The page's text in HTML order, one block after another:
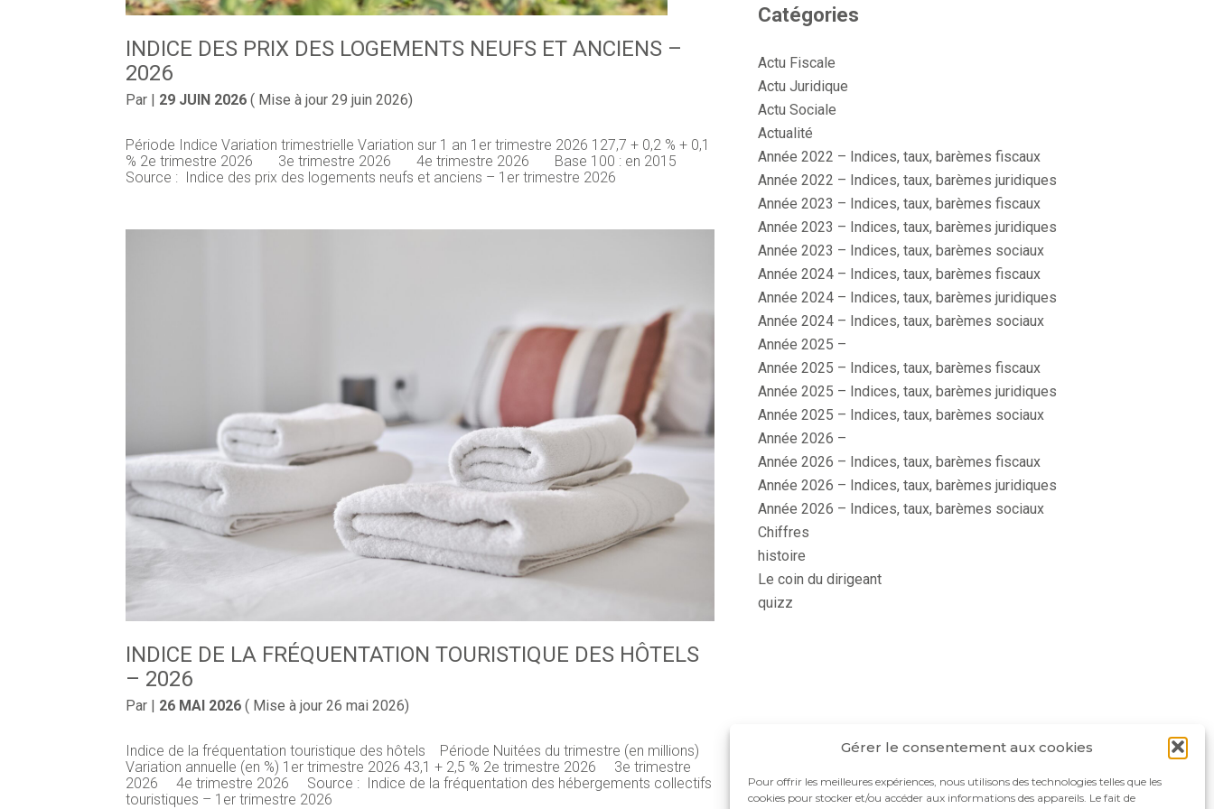
Gérer le consentement aux cookies
Pour offrir les meilleures expériences, nous utilisons des technologies telles que les
cookies pour stocker et/ou accéder aux informations des appareils. Le fait de
INDICE DES PRIX DES LOGEMENTS NEUFS ET ANCIENS –
2026
Par | 29 JUIN 2026 ( Mise à jour 29 juin 2026)
Période Indice Variation trimestrielle Variation sur 1 an 1er trimestre 2026 127,7 + 0,2 % + 0,1
% 2e trimestre 2026 3e trimestre 2026 4e trimestre 2026 Base 100 : en 2015
Source : Indice des prix des logements neufs et anciens – 1er trimestre 2026
INDICE DE LA FRÉQUENTATION TOURISTIQUE DES HÔTELS
– 2026
Par 26 MAI 2026 ( Mise à jour 26 mai 2026)
Indice de la fréquentation touristique des hôtels Période Nuitées du trimestre (en millions)
Variation annuelle (en %) 1er trimestre 2026 43,1 + 2,5 % 2e trimestre 2026 3e trimestre
2026 4e trimestre 2026 Source : Indice de la fréquentation des hébergements collectifs
touristiques – 1er trimestre 2026
Catégories
Actu Fiscale
Actu Juridique
Actu Sociale
Actualité
Année 2022 – Indices, taux, barèmes fiscaux
Année 2022 – Indices, taux, barèmes juridiques
Année 2023 – Indices, taux, barèmes fiscaux
Année 2023 – Indices, taux, barèmes juridiques
Année 2023 – Indices, taux, barèmes sociaux
Année 2024 – Indices, taux, barèmes fiscaux
Année 2024 – Indices, taux, barèmes juridiques
Année 2024 – Indices, taux, barèmes sociaux
Année 2025 –
Année 2025 – Indices, taux, barèmes fiscaux
Année 2025 – Indices, taux, barèmes juridiques
Année 2025 – Indices, taux, barèmes sociaux
Année 2026 –
Année 2026 – Indices, taux, barèmes fiscaux
Année 2026 – Indices, taux, barèmes juridiques
Année 2026 – Indices, taux, barèmes sociaux
Chiffres
histoire
Le coin du dirigeant
quizz